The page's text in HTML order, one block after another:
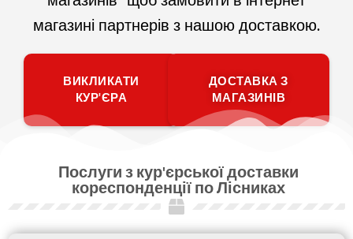
магазині партнерів з нашою доставкою.
ВИКЛИКАТИ
КУР'ЄРА
ДОСТАВКА З
МАГАЗИНІВ
Послуги з кур'єрської доставки
кореспонденції по Лісниках